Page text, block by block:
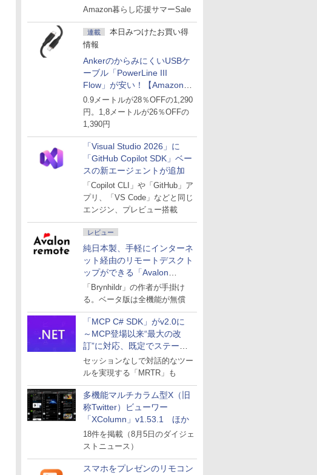
Air」256GB版が139,800円な
Amazon暮らし応援サマーSale
連載
本日みつけたお買い得
情報
AnkerのからみにくいUSBケ
ーブル「PowerLine III
Flow」が安い！【Amazon暮
らし応援サマーSale】
0.9メートルが28％OFFの1,290
円。1,8メートルが26％OFFの
1,390円
「Visual Studio 2026」に
「GitHub Copilot SDK」ベー
スの新エージェントが追加
「Copilot CLI」や「GitHub」ア
プリ、「VS Code」などと同じ
エンジン、プレビュー搭載
レビュー
純日本製、手軽にインターネ
ット経由のリモートデスクト
ップができる「Avalon
remote」
「Brynhildr」の作者が手掛け
る。ベータ版は全機能が無償
「MCP C# SDK」がv2.0に
～MCP登場以来“最大の改
訂”に対応、既定でステート
レスへ
セッションなしで対話的なツー
ルを実現する「MRTR」も
多機能マルチカラム型X（旧
称Twitter）ビューワー
「XColumn」v1.53.1 ほか
18件を掲載（8月5日のダイジェ
ストニュース）
スマホをプレゼンのリモコン